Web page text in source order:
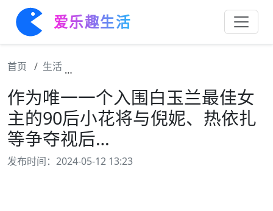
爱乐趣生活
首页 生活
作为唯一一个入围白玉兰最佳女
主的90后小花将与倪妮、热依扎
等争夺视后…
发布时间：2024-05-12 13:23